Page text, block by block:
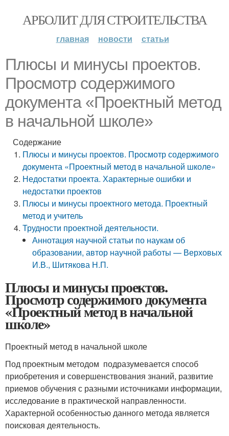
АРБОЛИТ ДЛЯ СТРОИТЕЛЬСТВА
главная новости статьи
Плюсы и минусы проектов.
Просмотр содержимого
документа «Проектный метод
в начальной школе»
Содержание
Плюсы и минусы проектов. Просмотр содержимого
документа «Проектный метод в начальной школе»
Недостатки проекта. Характерные ошибки и
недостатки проектов
Плюсы и минусы проектного метода. Проектный
метод и учитель
Трудности проектной деятельности.
Аннотация научной статьи по наукам об
образовании, автор научной работы — Верховых
И.В., Шитякова Н.П.
Плюсы и минусы проектов.
Просмотр содержимого документа
«Проектный метод в начальной
школе»
Проектный метод в начальной школе
Под проектным методом подразумевается способ
приобретения и совершенствования знаний, развитие
приемов обучения с разными источниками информации,
исследование в практической направленности.
Характерной особенностью данного метода является
поисковая деятельность.